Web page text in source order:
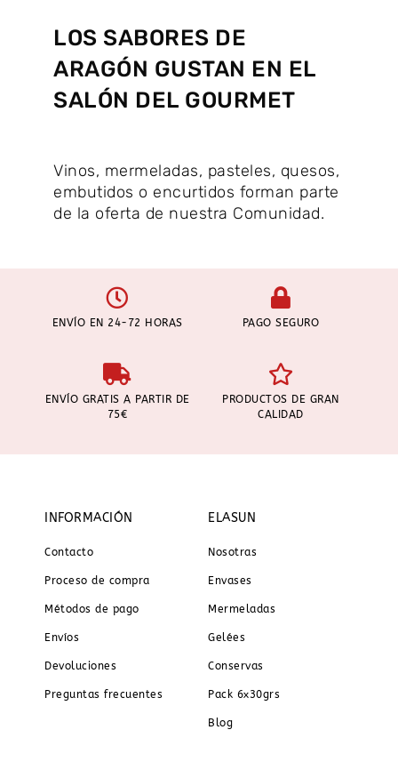
LOS SABORES DE
ARAGÓN GUSTAN EN EL
SALÓN DEL GOURMET
Vinos, mermeladas, pasteles, quesos,
embutidos o encurtidos forman parte
de la oferta de nuestra Comunidad.
ENVÍO EN 24-72 HORAS PAGO SEGURO
ENVÍO GRATIS A PARTIR DE
75€
PRODUCTOS DE GRAN
CALIDAD
INFORMACIÓN
Contacto
Proceso de compra
Métodos de pago
Envíos
Devoluciones
Preguntas frecuentes
ELASUN
Nosotras
Envases
Mermeladas
Gelées
Conservas
Pack 6x30grs
Blog